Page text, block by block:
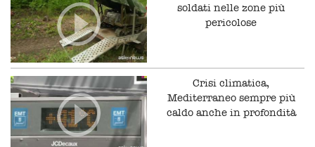
soldati nelle zone più
pericolose
Crisi climatica,
Mediterraneo sempre più
caldo anche in profondità